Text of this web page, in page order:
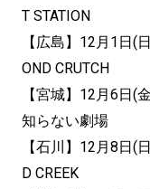
T STATION
【広島】12月1日
OND CRUTCH
【宮城】12月6
知らない劇場
【石川】12月8日
D CREEK